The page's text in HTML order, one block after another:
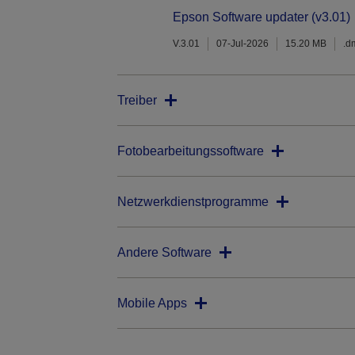
Epson Software updater (v3.01)
V.3.01 07-Jul-2026 15.20 MB
Treiber
Fotobearbeitungssoftware
Netzwerkdienstprogramme
Andere Software
Mobile Apps